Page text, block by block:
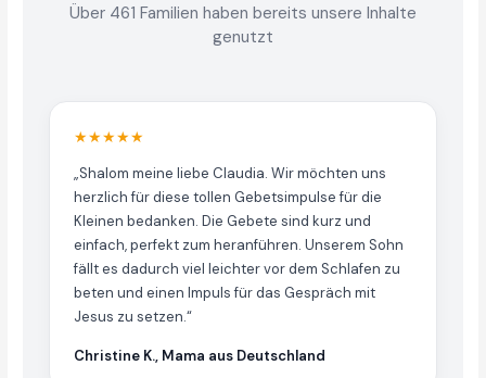
Über 461 Familien haben bereits unsere Inhalte
genutzt
★★★★★
„Shalom meine liebe Claudia. Wir möchten uns
herzlich für diese tollen Gebetsimpulse für die
Kleinen bedanken. Die Gebete sind kurz und
einfach, perfekt zum heranführen. Unserem Sohn
fällt es dadurch viel leichter vor dem Schlafen zu
beten und einen Impuls für das Gespräch mit
Jesus zu setzen.“
Christine K., Mama aus Deutschland